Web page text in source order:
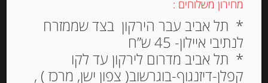
מחירון משלוחים :
* תל אביב עבר הירקון בצד שממזרח
לנתיבי איילון- 45 ש”ח
* תל אביב מדרום לירקון עד לקו
קפלן-דיזנגוף-בוגרשוב( צפון ישן, מרכז ) ,